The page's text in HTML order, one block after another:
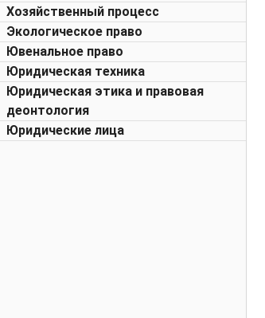
Хозяйственный процесс
Экологическое право
Ювенальное право
Юридическая техника
Юридическая этика и правовая
деонтология
Юридические лица